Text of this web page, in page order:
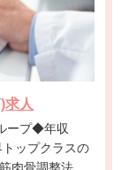
求人
ップクラスの